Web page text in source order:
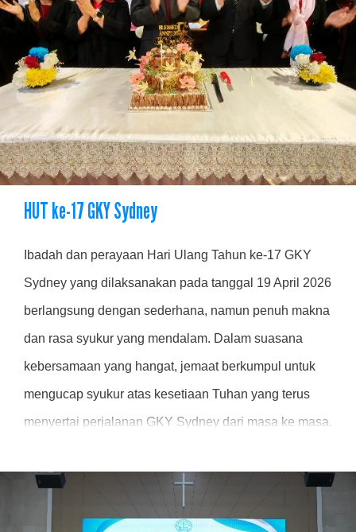
HUT ke-17 GKY Sydney
Ibadah dan perayaan Hari Ulang Tahun ke-17 GKY
Sydney yang dilaksanakan pada tanggal 19 April 2026
berlangsung dengan sederhana, namun penuh makna
dan rasa syukur yang mendalam. Dalam suasana
kebersamaan yang hangat, jemaat berkumpul untuk
mengucap syukur atas kesetiaan Tuhan yang terus
menyertai perjalanan GKY Sydney dari masa ke masa.